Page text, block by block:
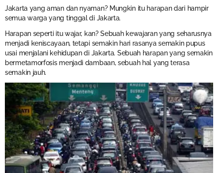
Jakarta yang aman dan nyaman? Mungkin itu harapan dari hampir
semua warga yang tinggal di Jakarta.
Harapan seperti itu wajar, kan? Sebuah kewajaran yang seharusnya
menjadi keniscayaan, tetapi semakin hari rasanya semakin pupus
usai menjalani kehidupan di Jakarta. Sebuah harapan yang semakin
bermetamorfosis menjadi dambaan, sebuah hal yang terasa
semakin jauh.